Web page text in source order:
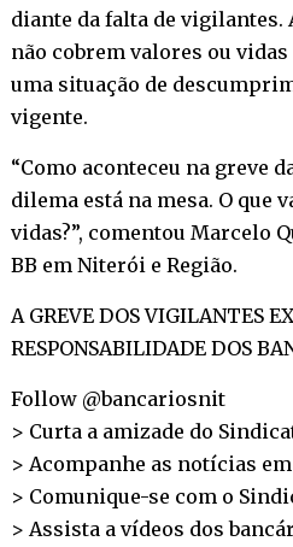
diante da falta de vigilantes.
não cobrem valores ou
uma situação de
vigente.
“Como aconteceu na greve
dilema está na mesa. O que
vidas?”, comentou Marcelo
BB em Niterói e Região.
A GREVE DOS VIGILANTES
RESPONSABILIDADE DOS
Follow @bancariosnit
> Curta a amizade do
> Acompanhe as notícias
> Comunique-se com o
> Assista a vídeos dos